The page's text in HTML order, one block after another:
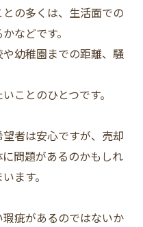
の多くは、生活面での
などです。
幼稚園までの距離、騒
ことのひとつです。
者は安心ですが、売却
問題があるのかもしれ
ます。
疵があるのではないか